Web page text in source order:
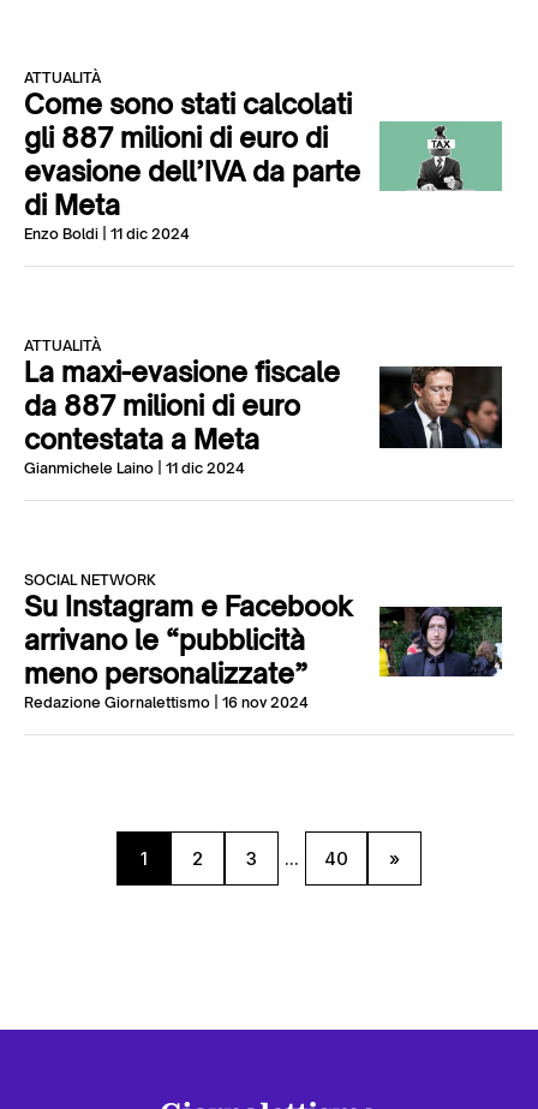
ATTUALITÀ
Come sono stati calcolati
gli 887 milioni di euro di
evasione dell’IVA da parte
di Meta
Enzo Boldi | 11 dic 2024
ATTUALITÀ
La maxi-evasione fiscale
da 887 milioni di euro
contestata a Meta
Gianmichele Laino | 11 dic 2024
SOCIAL NETWORK
Su Instagram e Facebook
arrivano le “pubblicità
meno personalizzate”
Redazione Giornalettismo | 16 nov 2024
1 2 3 ... 40 »